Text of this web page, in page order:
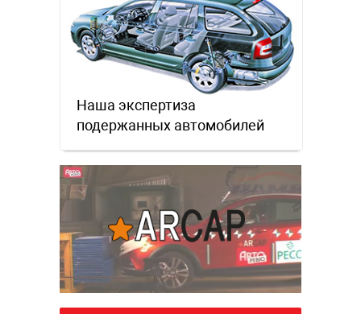
Наша экспертиза
подержанных автомобилей